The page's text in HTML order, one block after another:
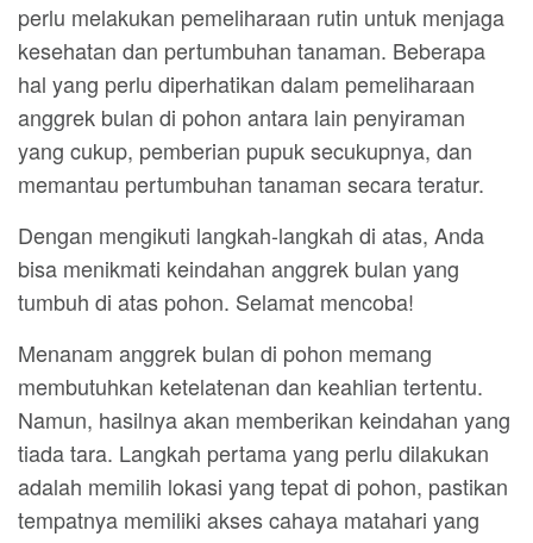
perlu melakukan pemeliharaan rutin untuk menjaga
kesehatan dan pertumbuhan tanaman. Beberapa
hal yang perlu diperhatikan dalam pemeliharaan
anggrek bulan di pohon antara lain penyiraman
yang cukup, pemberian pupuk secukupnya, dan
memantau pertumbuhan tanaman secara teratur.
Dengan mengikuti langkah-langkah di atas, Anda
bisa menikmati keindahan anggrek bulan yang
tumbuh di atas pohon. Selamat mencoba!
Menanam anggrek bulan di pohon memang
membutuhkan ketelatenan dan keahlian tertentu.
Namun, hasilnya akan memberikan keindahan yang
tiada tara. Langkah pertama yang perlu dilakukan
adalah memilih lokasi yang tepat di pohon, pastikan
tempatnya memiliki akses cahaya matahari yang